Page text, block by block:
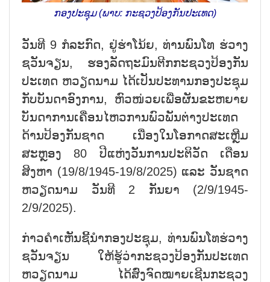
ກອງປະຊຸມ (ພາບ: ກະຊວງປ້ອງກັນປະເທດ)
ວັນທີ 9 ກໍລະກົດ, ຢູ່ຮ່າໂນ້ຍ, ທ່ານພົນໂທ ຮ່ວາງ
ຊວັນຈຽນ, ຮອງລັດຖະມົນຕີກກະຊວງປ້ອງກັນ
ປະເທດ ຫວຽດນາມ ໄດ້ເປັນປະທານກອງປະຊຸມ
ກັບບັນດາອົງການ, ຫົວໜ່ວຍເພື່ອຜັນຂະຫຍາຍ
ບັນດາການເຄື່ອນໄຫວການພົວພັນຕ່າງປະເທດ
ດ້ານປ້ອງກັນຊາດ ເນື່ອງໃນໂອກາດສະເຫຼີມ
ສະຫຼອງ 80 ປີແຫ່ງວັນການປະຕິວັດ ເດືອນ
ສິງຫາ (19/8/1945-19/8/2025) ແລະ ວັນຊາດ
ຫວຽດນາມ ວັນທີ 2 ກັນຍາ (2/9/1945-
2/9/2025).
ກ່າວຄຳເຫັນຊີ້ນຳກອງປະຊຸມ, ທ່ານພົນໂທຮ່ວາງ
ຊວັນຈຽນ ໃຫ້ຮູ້ວ່າກະຊວງປ້ອງກັນປະເທດ
ຫວຽດນາມ ໄດ້ສົ່ງຈົດໝາຍເຊີນກະຊວງ